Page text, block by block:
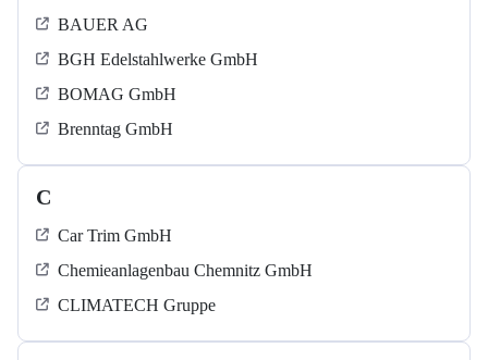
BAUER AG
BGH Edelstahlwerke GmbH
BOMAG GmbH
Brenntag GmbH
C
Car Trim GmbH
Chemieanlagenbau Chemnitz GmbH
CLIMATECH Gruppe